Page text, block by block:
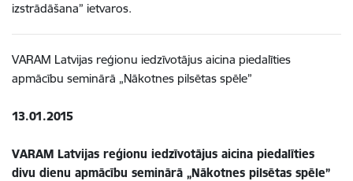
izstrādāšana” ietvaros.
VARAM Latvijas reģionu iedzīvotājus aicina piedalīties
apmācību seminārā „Nākotnes pilsētas spēle”
13.01.2015
VARAM Latvijas reģionu iedzīvotājus aicina piedalīties
divu dienu apmācību seminārā „Nākotnes pilsētas spēle”